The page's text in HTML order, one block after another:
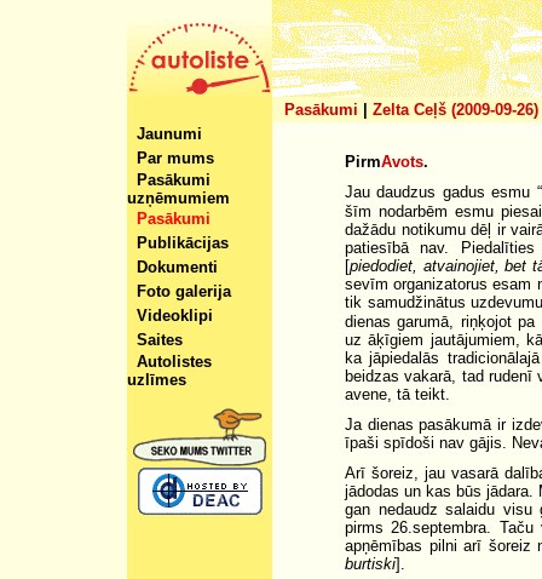
Pasākumi Zelta Ceļš (2009-09-26)
Jaunumi
Par mums
Pasākumi
uzņēmumiem
Pasākumi
Publikācijas
Dokumenti
Foto galerija
Videoklipi
Saites
Autolistes
uzlīmes
PirmAvots.
Jau daudzus gadus esmu “
šīm nodarbēm esmu
dažādu notikumu dēļ ir
patiesībā nav.
[piedodiet, atvainojiet, bet
sevīm organizatorus esam
tik samudžinātus
dienas garumā, riņķojot
uz āķīgiem jautājumiem,
ka jāpiedalās
beidzas vakarā, tad rudenī
avene, tā teikt.
Ja dienas pasākumā ir
īpaši spīdoši nav gājis.
Arī šoreiz, jau vasarā
jādodas un kas būs jādara.
gan nedaudz salaidu
pirms 26.septembra.
apņēmības pilni arī šoreiz
burtiski].